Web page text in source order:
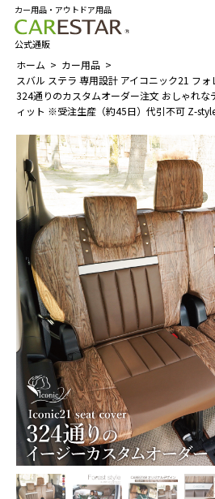
カー用品・アウトドア用品
公式通販
ホーム
カー用品
スバル ステラ 専用設計 アイコニック21 フ
324通りのカスタムオーダー注文 おしゃれな
ィット ※受注生産（約45日）代引不可 Z-